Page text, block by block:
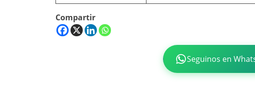
Compartir
Seguinos en